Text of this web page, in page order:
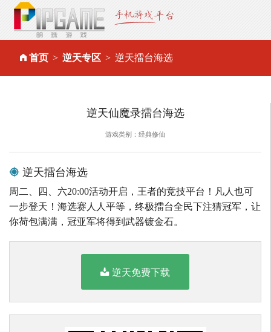
首页 逆天专区 逆天擂台海选
逆天仙魔录擂台海选
游戏类别：经典修仙
逆天擂台海选
周二、四、六20:00活动开启，王者的竞技平台！凡人也可
一步登天！海选赛人人平等，终极擂台全民下注猜冠军，让
你荷包满满，冠亚军将得到武器镀金石。
逆天免费下载